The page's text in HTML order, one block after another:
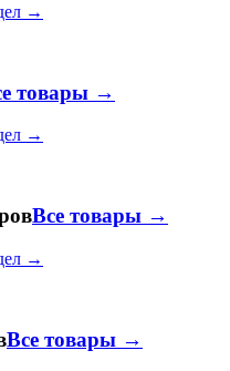
→
товары →
→
Все товары →
→
Все товары →